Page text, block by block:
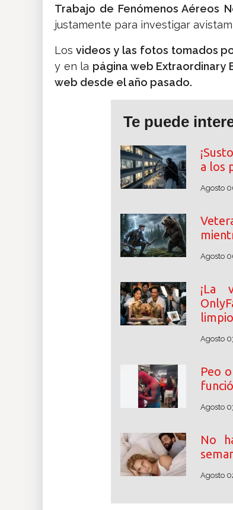
Trabajo de Fenómenos Aéreos
justamente para investigar
Los videos y las fotos tomados
y en la página web Extraordinary
web desde el año pasado.
Te puede
a los
Agosto
Agosto
¡La
Agosto
Peo
Agosto
No
Agosto